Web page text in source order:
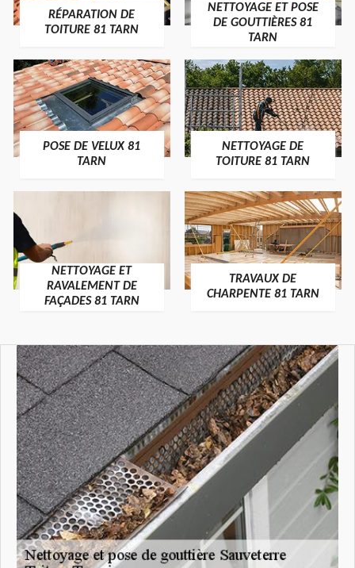
RÉPARATION DE
TOITURE 81 TARN
NETTOYAGE ET POSE
DE GOUTTIÈRES 81
TARN
POSE DE VELUX 81
TARN
NETTOYAGE DE
TOITURE 81 TARN
NETTOYAGE ET
RAVALEMENT DE
FAÇADES 81 TARN
TRAVAUX DE
CHARPENTE 81 TARN